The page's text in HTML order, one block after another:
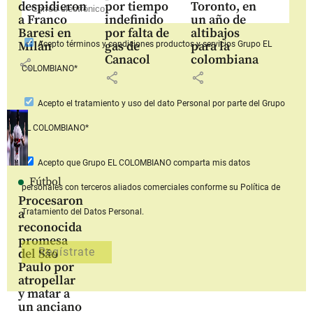
despidieron
a Franco
Baresi en
Milán
share
por tiempo
indefinido
por falta de
gas de
Canacol
share
Toronto, en
un año de
altibajos
para la
colombiana
share
Fútbol
Procesaron
a
reconocida
promesa
del São
Paulo por
atropellar
y matar a
un anciano
Aceptotérminos y condiciones productos y serviciosGrupo EL
COLOMBIANO*
Acepto el tratamiento y uso del dato Personal por parte del Grupo
EL COLOMBIANO*
Acepto que Grupo EL COLOMBIANOcomparta mis datos
personales con terceros aliados comerciales conforme su Política de
Tratamiento del Datos Personal.